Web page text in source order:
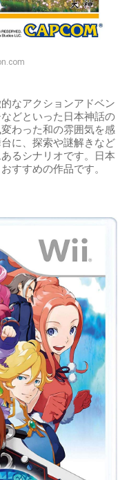
なアクションアドベン
どといった日本神話の
わった和の雰囲気を感
に、探索や謎解きなど
るシナリオです。日本
すすめの作品です。